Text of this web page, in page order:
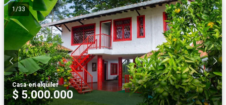
1/33
Casa·en alquiler
$ 5.000.000